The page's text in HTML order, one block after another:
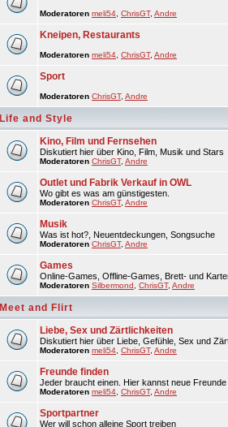
Moderatoren meli54 ChrisGT, Andre
Kneipen, Restaurants
Moderatoren meli54 ChrisGT, Andre
Sport
Moderatoren ChrisGT, Andre
Life and Style
Kino, Film und Fernsehen
Diskutiert hier über Kino, Film, Musik und Stars
Moderatoren ChrisGT, Andre
Outlet und Fabrik Verkauf in OWL
Wo gibt es was am günstigesten.
Moderatoren ChrisGT, Andre
Musik
Was ist hot?, Neuentdeckungen, Songsuche
Moderatoren ChrisGT, Andre
Games
Online-Games, Offline-Games, Brett- und
Moderatoren Silbermond ChrisGT, Andre
Meet and Flirt
Liebe, Sex und Zärtlichkeiten
Diskutiert hier über Liebe, Gefühle, Sex und
Moderatoren meli54 ChrisGT, Andre
Freunde finden
Jeder braucht einen. Hier kannst neue Freunde
Moderatoren meli54 ChrisGT, Andre
Sportpartner
Wer will schon alleine Sport treiben